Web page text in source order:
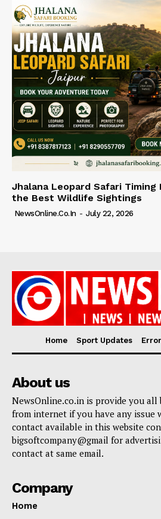
Jhalana Leopard Safari
the Best Wildlife Sightings
NewsOnline.co.in - July 22, 2026
Home Sport Updates
About us
NewsOnline.co.in is provide you
from internet if you have any issue
contact available in this website
bigsoftcompany@gmail for
contact at same email.
Company
Home